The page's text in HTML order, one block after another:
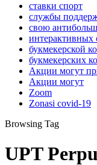
ставки спорт
службы
свою
интерактивных
букмекерской
букмекерских
Акции могут
Акции могут
Zoom
Zonasi covid-19
Browsing Tag
UPT